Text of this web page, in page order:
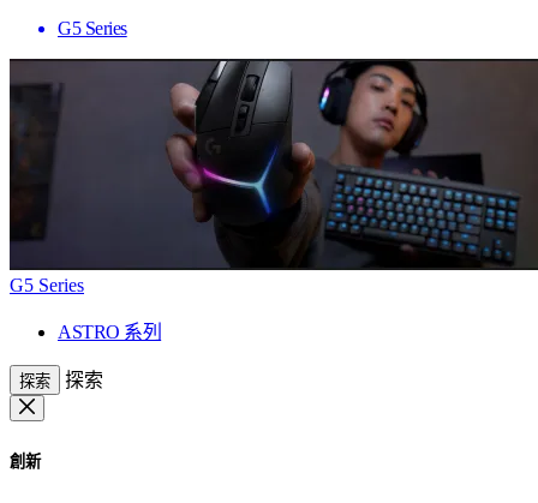
G5 Series
G5 Series
ASTRO 系列
探索 探索
創新